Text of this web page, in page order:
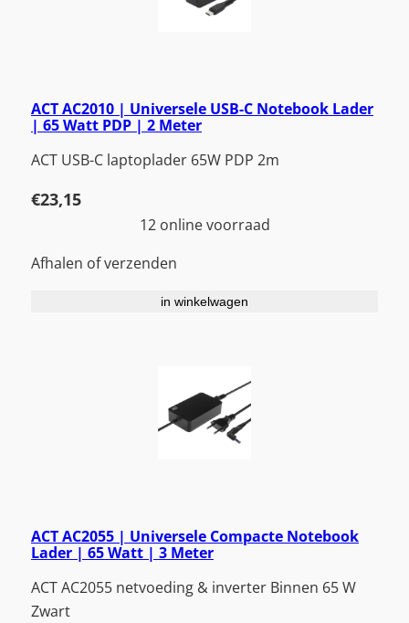
ACT AC2010 | Universele USB-C Notebook Lader
| 65 Watt PDP | 2 Meter
ACT USB-C laptoplader 65W PDP 2m
€23,15
12 online voorraad
Afhalen of verzenden
in winkelwagen
ACT AC2055 | Universele Compacte Notebook
Lader | 65 Watt | 3 Meter
ACT AC2055 netvoeding & inverter Binnen 65 W
Zwart